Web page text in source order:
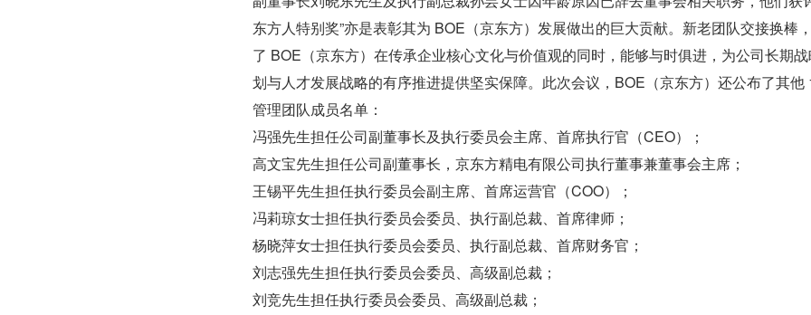
东方人特别奖”亦是表彰其为 BOE（京东方）发展做出的巨大贡献。新老团队交接换棒
了 BOE（京东方）在传承企业核心文化与价值观的同时，能够与时俱进，为公司长期
划与人才发展战略的有序推进提供坚实保障。此次会议，BOE（京东方）还公布了其他
管理团队成员名单：
冯强先生担任公司副董事长及执行委员会主席、首席执行官（CEO）；
高文宝先生担任公司副董事长，京东方精电有限公司执行董事兼董事会主席；
王锡平先生担任执行委员会副主席、首席运营官（COO）；
冯莉琼女士担任执行委员会委员、执行副总裁、首席律师；
杨晓萍女士担任执行委员会委员、执行副总裁、首席财务官；
刘志强先生担任执行委员会委员、高级副总裁；
刘竞先生担任执行委员会委员、高级副总裁；